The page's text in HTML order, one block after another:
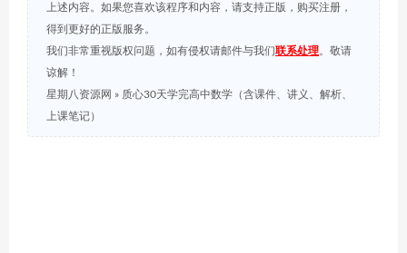
上述内容。如果您喜欢该程序和内容，请支持正版，购买注册，
得到更好的正版服务。
我们非常重视版权问题，如有侵权请邮件与我们联系处理。敬请
谅解！
星期八资源网 » 质心30天学完高中数学（含课件、讲义、解析、
上课笔记）